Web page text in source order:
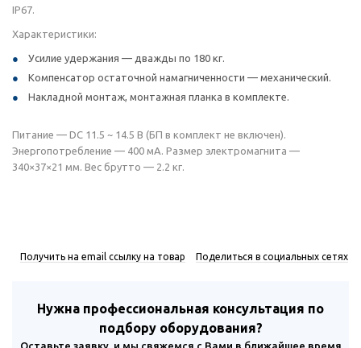
IP67.
Характеристики:
Усилие удержания — дважды по 180 кг.
Компенсатор остаточной намагниченности — механический.
Накладной монтаж, монтажная планка в комплекте.
Питание — DC 11.5 ~ 14.5 В (БП в комплект не включен).
Энергопотребление — 400 мА. Размер электромагнита —
340×37×21 мм. Вес брутто — 2.2 кг.
Получить на email ссылку на товар Поделиться в социальных сетях
Нужна профессиональная консультация по
подбору оборудования?
Оставьте заявку, и мы свяжемся с Вами в ближайшее время